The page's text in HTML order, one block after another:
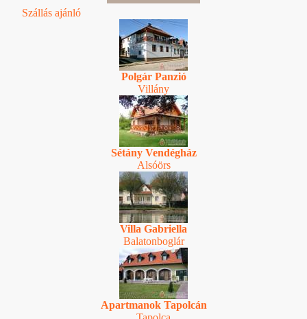
Szállás ajánló
Polgár Panzió
Villány
Sétány Vendégház
Alsóörs
Villa Gabriella
Balatonboglár
Apartmanok Tapolcán